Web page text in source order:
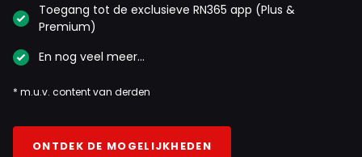
Toegang tot de exclusieve RN365 app (Plus &
Premium)
En nog veel meer…
* m.u.v. content van derden
ONTDEK DE MOGELIJKHEDEN